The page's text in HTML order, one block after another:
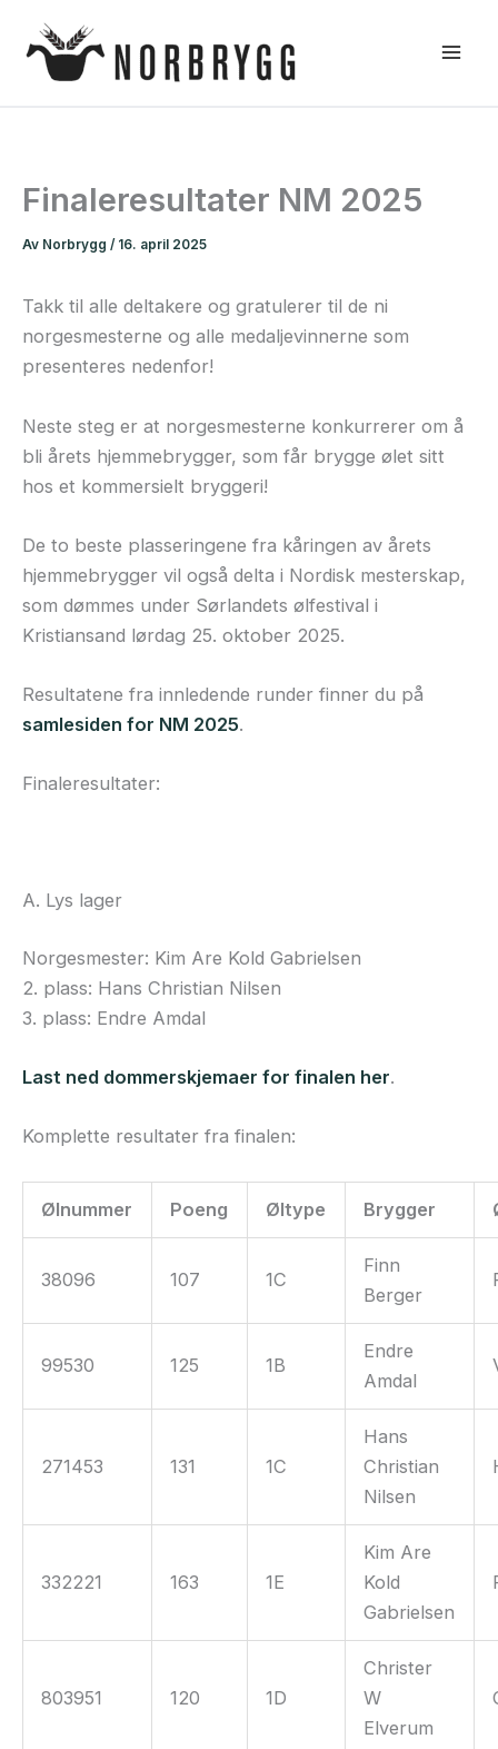
rett
Finaleresultater NM 2025
Av Norbrygg / 16. april 2025
Takk til alle deltakere og gratulerer til de ni
norgesmesterne og alle medaljevinnerne som
presenteres nedenfor!
Neste steg er at norgesmesterne konkurrerer om å
bli årets hjemmebrygger, som får brygge ølet sitt
hos et kommersielt bryggeri!
De to beste plasseringene fra kåringen av årets
hjemmebrygger vil også delta i Nordisk mesterskap,
som dømmes under Sørlandets ølfestival i
Kristiansand lørdag 25. oktober 2025.
Resultatene fra innledende runder finner du på
samlesiden for NM 2025.
Finaleresultater:
A. Lys lager
Norgesmester: Kim Are Kold Gabrielsen
2. plass: Hans Christian Nilsen
3. plass: Endre Amdal
Last ned dommerskjemaer for finalen her.
Komplette resultater fra finalen:
Ølnummer Poeng Øltype Brygger
38096 107 1C
Finn
Berger
99530 125 1B
Endre
Amdal
271453 131 1C
Hans
Christian
Nilsen
332221 163 1E
Kim Are
Kold
Gabrielsen
803951 120 1D
Christer
W
Elverum